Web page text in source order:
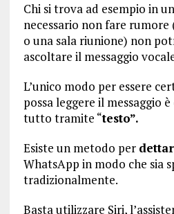
Chi si trova ad esempio in
necessario non fare
o una sala riunione) non
ascoltare il messaggio
L’unico modo per essere
possa leggere il messaggio
tutto tramite “testo”.
Esiste un metodo per
WhatsApp in modo che sia
tradizionalmente.
Basta utilizzare Siri,